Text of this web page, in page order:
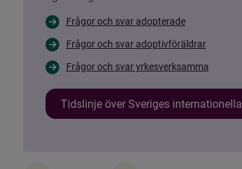
Frågor och svar adopterade
Frågor och svar adoptivföräldrar
Frågor och svar yrkesverksamma
Tidslinje över Sveriges